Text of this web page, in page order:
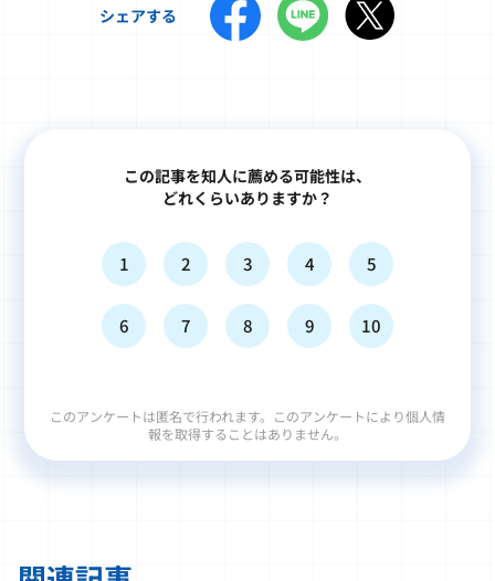
シェアする
この記事を知人に薦める可能性は、
どれくらいありますか？
1 2 3 4 5
6 7 8 9 10
このアンケートは匿名で行われます。このアンケートにより個人情
報を取得することはありません。